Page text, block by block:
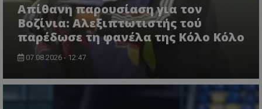
Απίθανη παρουσίαση για τον
Βοζίνια: Αλεξιπτωτιστής τού
παρέδωσε τη φανέλα της Κόλο Κόλο
07.08.2026 - 12:47